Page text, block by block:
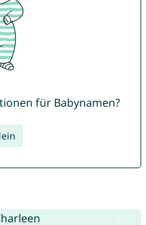
für Babynamen?